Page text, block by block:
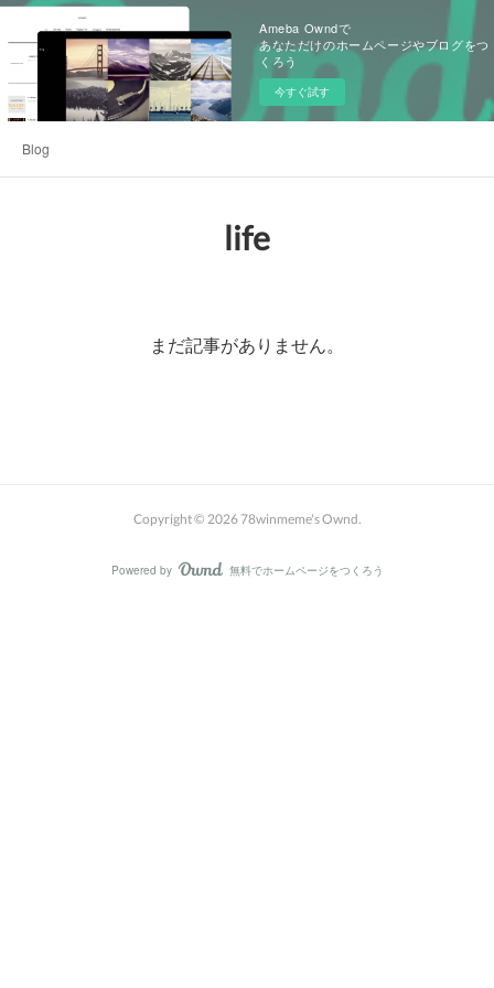
Ameba Owndで
あなただけのホームページやブログをつ
くろう
今すぐ試す
Blog
life
まだ記事がありません。
Copyright © 2026 78winmeme's Ownd.
Powered by AmebaOwnd
無料でホームページをつくろう